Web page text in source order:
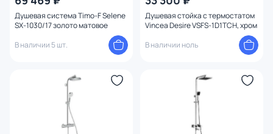
Душевая система Timo-F Selene
SX-1030/17 золото матовое
В наличии 5 шт.
Душевая стойка с термостатом
Vincea Desire VSFS-1D1TCH, хром
В наличии ноль